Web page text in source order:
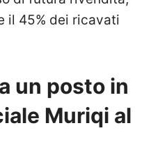
il 45% dei ricavati
un posto in
Muriqi al